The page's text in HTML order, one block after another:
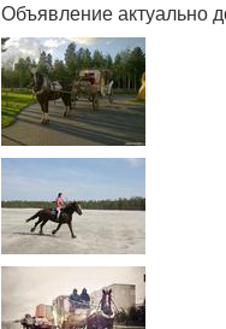
Объявление актуально